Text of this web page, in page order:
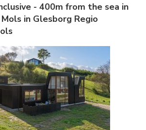
- 400m from the sea in
in Glesborg Regio